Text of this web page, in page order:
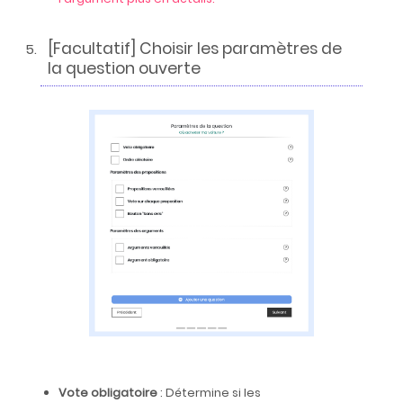
[Facultatif] Choisir les paramètres de
la question ouverte
Vote obligatoire: Détermine si les